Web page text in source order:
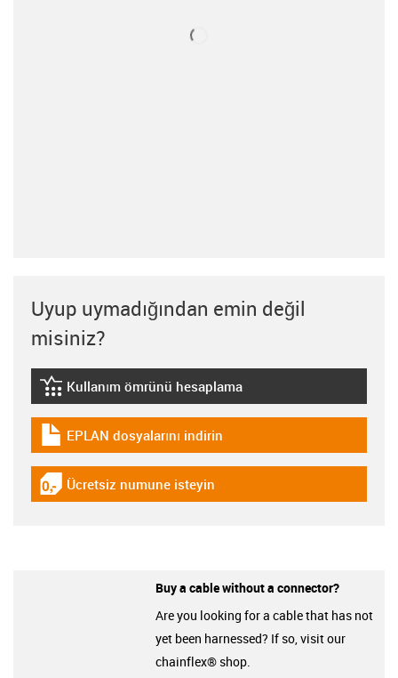
Uyup uymadığından emin değil
misiniz?
igus-icon-lebensdauerrechner
Kullanım ömrünü hesaplama
igus-icon-download-plan
EPLAN dosyalarını indirin
igus-icon-gratismuster
Ücretsiz numune isteyin
Buy a cable without a connector?
Are you looking for a cable that has not
yet been harnessed? If so, visit our
chainflex® shop.